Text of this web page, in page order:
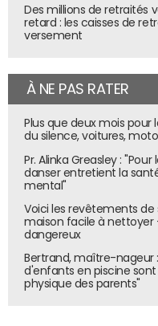
Des millions de retraités
retard : les caisses de
versement
À NE PAS RATER
Plus que deux mois pour
du silence, voitures,
Pr. Alinka Greasley :
danser entretient la
mental"
Voici les revêtements de
maison facile à
dangereux
Bertrand, maître-nageur
d'enfants en piscine
physique des parents"